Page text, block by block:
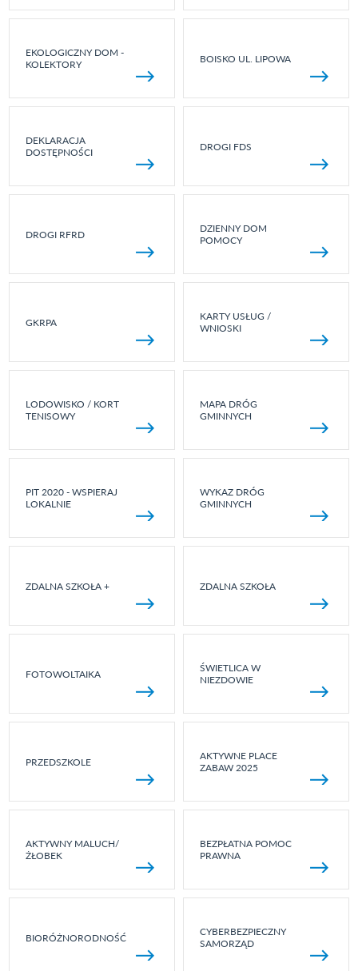
EKOLOGICZNY DOM -
KOLEKTORY
BOISKO UL. LIPOWA
DEKLARACJA
DOSTĘPNOŚCI
DROGI FDS
DROGI RFRD
DZIENNY DOM
POMOCY
GKRPA
KARTY USŁUG /
WNIOSKI
LODOWISKO / KORT
TENISOWY
MAPA DRÓG
GMINNYCH
PIT 2020 - WSPIERAJ
LOKALNIE
WYKAZ DRÓG
GMINNYCH
ZDALNA SZKOŁA + ZDALNA SZKOŁA
FOTOWOLTAIKA
ŚWIETLICA W
NIEZDOWIE
PRZEDSZKOLE
AKTYWNE PLACE
ZABAW 2025
AKTYWNY MALUCH/
ŻŁOBEK
BEZPŁATNA POMOC
PRAWNA
BIORÓŻNORODNOŚĆ
CYBERBEZPIECZNY
SAMORZĄD